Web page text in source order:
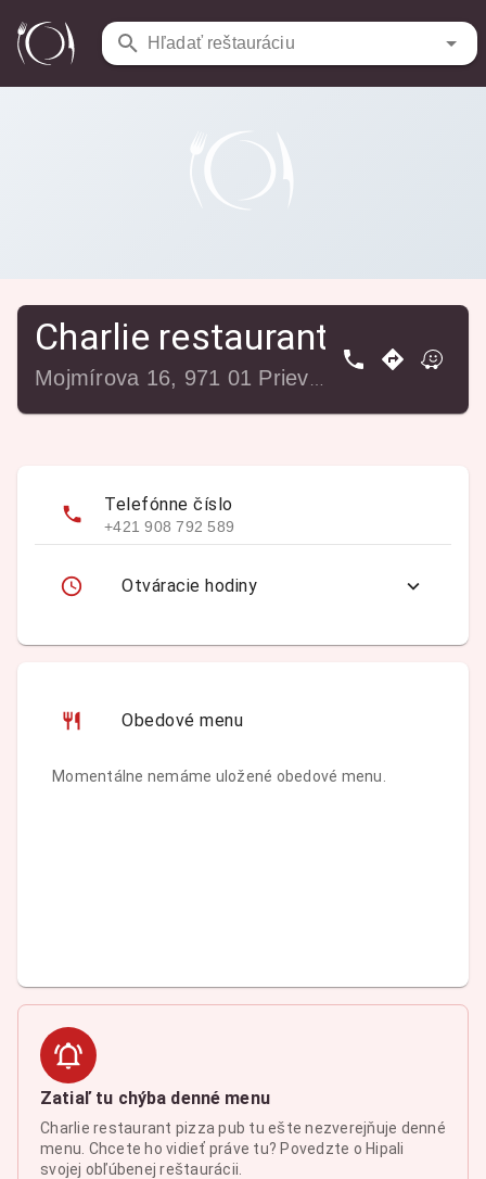
Hľadať reštauráciu
Reštaurácie / Charlie restaurant pizza pub
Charlie restaurant pizza
Telefónne číslo
+421 908 792 589
Otváracie hodiny
Obedové menu
Momentálne nemáme uložené obedové menu.
Zatiaľ tu chýba denné menu
Charlie restaurant pizza pub tu ešte nezverejňuje denné
menu. Chcete ho vidieť práve tu? Povedzte o Hipali
svojej obľúbenej reštaurácii.